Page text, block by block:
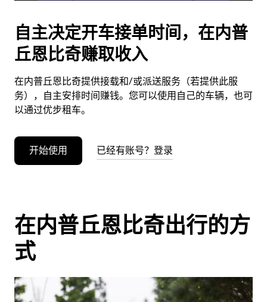
闭
日
历。
自主决定开车接单时间，在内普
丘恩比奇赚取收入
在内普丘恩比奇提供接载和/或派送服务（若提供此服
务），自主安排时间赚钱。您可以使用自己的车辆，也可
以通过优步租车。
开始使用 已经有账号？登录
在内普丘恩比奇出行的方
式